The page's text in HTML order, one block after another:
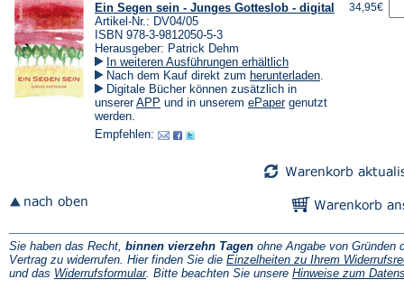
Ein Segen sein - Junges Gotteslob - digital
Artikel-Nr.: DV04/05
ISBN 978-3-9812050-5-3
Herausgeber: Patrick Dehm
In weiteren Ausführungen erhältlich
Nach dem Kauf direkt zum herunterladen(Öffnet
einem
.
Digitale Bücher können zusätzlich in
unsererAPP (Öffnet
neuen
und in unserem ePaper(Öffnet
genutzt
werden.
Empfehlen:
34,95€
Sie haben das Recht, binnen vierzehn Tagen ohne Angabe von Gründen
Vertrag zu widerrufen. Hier finden Sie die Einzelheiten zu Ihrem
und das Widerrufsformular(Öffnet
. Bitte beachten Sie unsere Hinweise zum